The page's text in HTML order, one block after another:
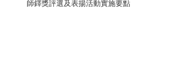
師鐸獎評選及表揚活動實施要點